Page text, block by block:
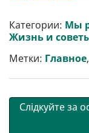
р
и
т
b
o
o
t
e
r
Категории: Мы
Жизнь и
Метки: Главное,
Слідкуйте за